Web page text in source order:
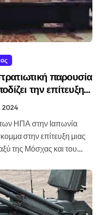
παρουσία
την επίτευξη
στην επίτευξη μιας
της Μόσχας και του…